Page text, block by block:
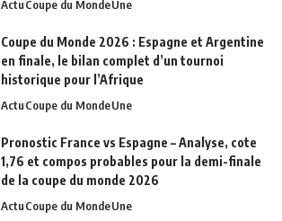
ActuCoupe du MondeUne
Coupe du Monde 2026 : Espagne et Argentine
en finale, le bilan complet d’un tournoi
historique pour l’Afrique
ActuCoupe du MondeUne
Pronostic France vs Espagne – Analyse, cote
1,76 et compos probables pour la demi-finale
de la coupe du monde 2026
ActuCoupe du MondeUne